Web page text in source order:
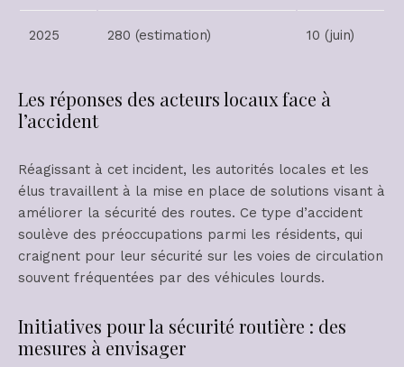
2025 280 (estimation) 10 (juin)
Les réponses des acteurs locaux face à
l’accident
Réagissant à cet incident, les autorités locales et les
élus travaillent à la mise en place de solutions visant à
améliorer la sécurité des routes. Ce type d’accident
soulève des préoccupations parmi les résidents, qui
craignent pour leur sécurité sur les voies de circulation
souvent fréquentées par des véhicules lourds.
Initiatives pour la sécurité routière : des
mesures à envisager